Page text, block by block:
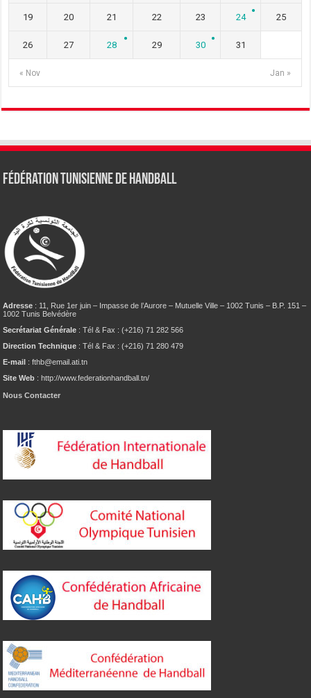
« Nov Jan »
19 20 21 22 23 24 25
26 27 28 29 30 31
Fédération tunisienne de Handball
Adresse : 11, Rue 1er juin – Impasse de l’Aurore – Mutuelle Ville – 1002 Tunis – B.P. 151 –
1002 Tunis Belvédère
Secrétariat Générale : Tél & Fax : (+216) 71 282 566
Direction Technique : Tél & Fax : (+216) 71 280 479
E-mail : fthb@email.ati.tn
Site Web : http://www.federationhandball.tn/
Nous Contacter